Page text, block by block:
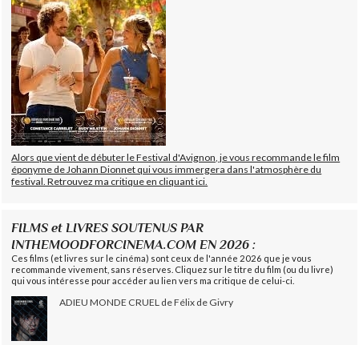
Alors que vient de débuter le Festival d'Avignon, je vous recommande le film
éponyme de Johann Dionnet qui vous immergera dans l'atmosphère du
festival. Retrouvez ma critique en cliquant ici.
FILMS et LIVRES SOUTENUS PAR
INTHEMOODFORCINEMA.COM EN 2026 :
Ces films (et livres sur le cinéma) sont ceux de l'année 2026 que je vous
recommande vivement, sans réserves. Cliquez sur le titre du film (ou du livre)
qui vous intéresse pour accéder au lien vers ma critique de celui-ci.
ADIEU MONDE CRUEL de Félix de Givry